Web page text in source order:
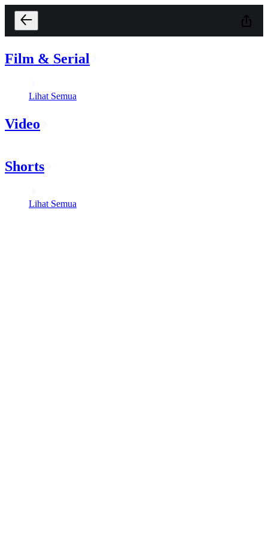
Film & Serial
Lihat Semua
Video
Shorts
Lihat Semua